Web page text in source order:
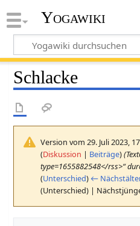
Yogawiki
Schlacke
Version vom 29. Juli 2023,
(Diskussion | Beiträge)
type=1655882548</rss>“
(Unterschied) ←
(Unterschied) |